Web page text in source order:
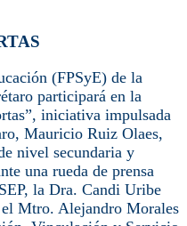
(FPSyE) de la
participará en la
iniciativa impulsada
Mauricio Ruiz Olaes,
nivel secundaria y
una rueda de prensa
la Dra. Candi Uribe
Mtro. Alejandro Morales